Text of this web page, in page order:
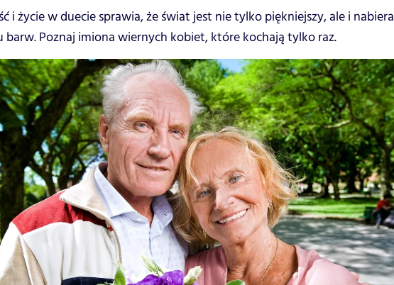
i życie w duecie sprawia, że świat jest nie tylko piękniejszy, ale i nabiera
barw. Poznaj imiona wiernych kobiet, które kochają tylko raz.